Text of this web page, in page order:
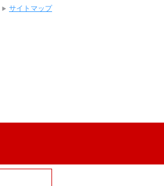
サイトマップ